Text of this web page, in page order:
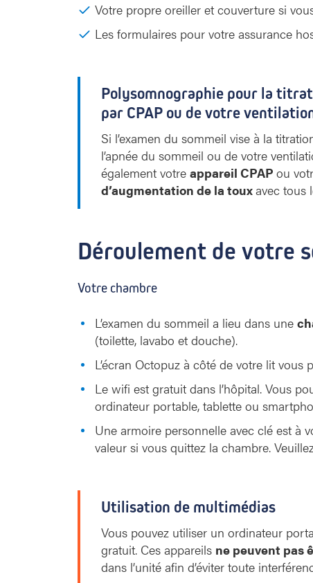
Votre propre oreiller et couverture si
Les formulaires pour votre assurance
Polysomnographie pour la
par CPAP ou de votre
Si l’examen du sommeil vise à la
l’apnée du sommeil ou de votre
également votre appareil CPAP ou
d’augmentation de la touxavec tous
Déroulement de votre
Votre chambre
L’examen du sommeil a lieu dans une
(toilette, lavabo et douche).
L’écran Octopuz à côté de votre lit
Le wifi est gratuit dans l’hôpital. Vous
ordinateur portable, tablette ou
Une armoire personnelle avec clé est à
valeur si vous quittez la chambre.
Utilisation de multimédias
Vous pouvez utiliser un ordinateur
gratuit. Ces appareils ne peuvent pas
dans l’unité afin d’éviter toute